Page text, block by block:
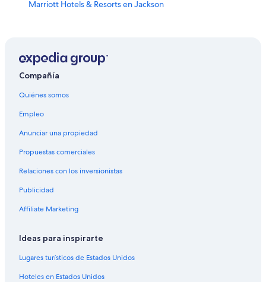
Marriott Hotels & Resorts en Jackson
Moteles en Jackson
Casas de huéspedes en Upper Freehold
Apartamentos en Upper Freehold
Hoteles en Upper Freehold
Hoteles cerca de Puerto Six Flags Hurricane
Hoteles en la playa en Nueva Jersey
Hoteles románticos en Nueva Jersey
Compañía
Quiénes somos
Empleo
Anunciar una propiedad
Propuestas comerciales
Relaciones con los inversionistas
Publicidad
Affiliate Marketing
Ideas para inspirarte
Lugares turísticos de Estados Unidos
Hoteles en Estados Unidos